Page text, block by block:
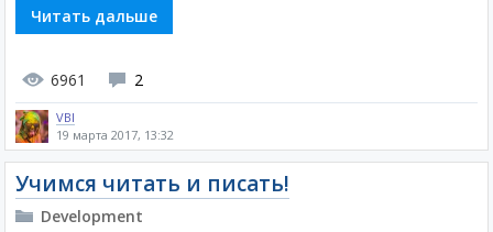
Читать дальше
6961 2
VBI
19 марта 2017, 13:32
Учимся читать и писать!
Development